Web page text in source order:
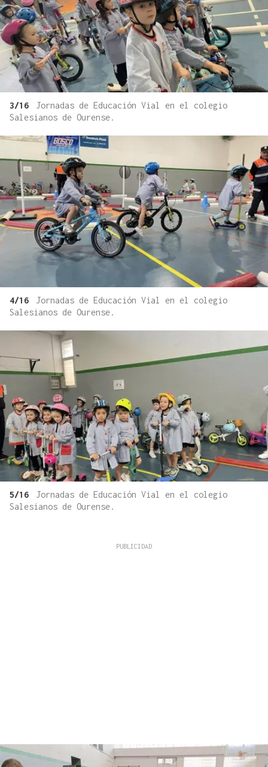
3/16
Jornadas de Educación Vial en el colegio
Salesianos de Ourense.
4/16
Jornadas de Educación Vial en el colegio
Salesianos de Ourense.
5/16
Jornadas de Educación Vial en el colegio
Salesianos de Ourense.